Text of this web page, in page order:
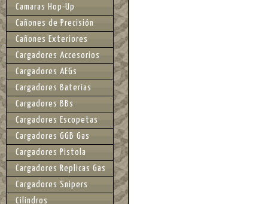
Camaras Hop-Up
Cañones de Precisión
Cañones Exteriores
Cargadores Accesorios
Cargadores AEGs
Cargadores Baterías
Cargadores BBs
Cargadores Escopetas
Cargadores GGB Gas
Cargadores Pistola
Cargadores Replicas Gas
Cargadores Snipers
Cilindros